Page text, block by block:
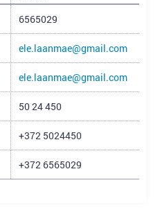
6565029
ele.laanmae@gmail.com
ele.laanmae@gmail.com
50 24 450
+372 5024450
+372 6565029